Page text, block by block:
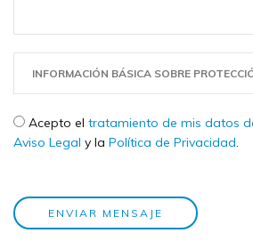
INFORMACIÓN BÁSICA SOBRE
Check legal *
Acepto el tratamiento de mis datos
Aviso Legal y la Política de Privacidad.
ENVIAR MENSAJE